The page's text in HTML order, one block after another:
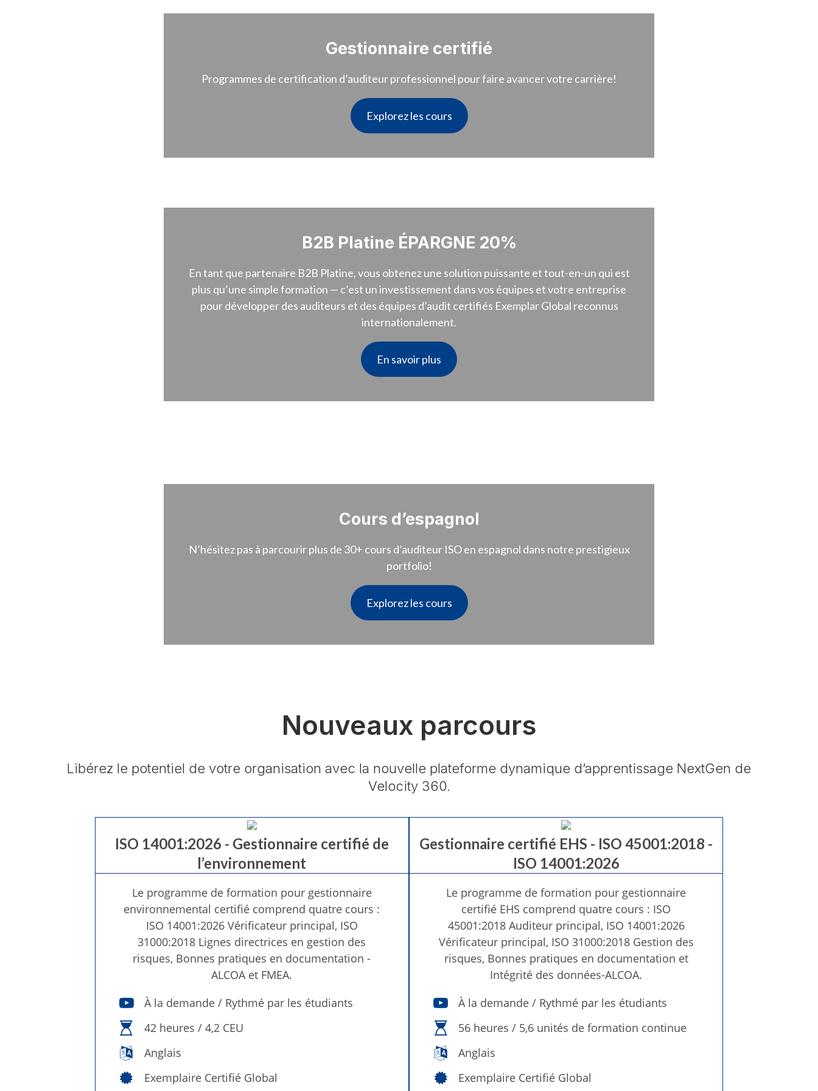
Gestionnaire certifié
Programmes de certification d’auditeur professionnel pour faire avancer votre carrière!
Explorez les cours
B2B Platine ÉPARGNE 20%
En tant que partenaire B2B Platine, vous obtenez une solution puissante et tout-en-un qui est
plus qu’une simple formation — c’est un investissement dans vos équipes et votre entreprise
pour développer des auditeurs et des équipes d’audit certifiés Exemplar Global reconnus
internationalement.
En savoir plus
Cours d’espagnol
N’hésitez pas à parcourir plus de 30+ cours d’auditeur ISO en espagnol dans notre prestigieux
portfolio!
Explorez les cours
Nouveaux parcours
Libérez le potentiel de votre organisation avec la nouvelle plateforme dynamique d’apprentissage NextGen de
Velocity 360.
ISO 14001:2026 - Gestionnaire certifié de
l’environnement
Le programme de formation pour gestionnaire
environnemental certifié comprend quatre cours :
ISO 14001:2026 Vérificateur principal, ISO
31000:2018 Lignes directrices en gestion des
risques, Bonnes pratiques en documentation -
ALCOA et FMEA.
À la demande / Rythmé par les étudiants
42 heures / 4,2 CEU
Anglais
Exemplaire Certifié Global
Gestionnaire certifié EHS - ISO 45001:2018 -
ISO 14001:2026
Le programme de formation pour gestionnaire
certifié EHS comprend quatre cours : ISO
45001:2018 Auditeur principal, ISO 14001:2026
Vérificateur principal, ISO 31000:2018 Gestion des
risques, Bonnes pratiques en documentation et
Intégrité des données-ALCOA.
À la demande / Rythmé par les étudiants
56 heures / 5,6 unités de formation continue
Anglais
Exemplaire Certifié Global